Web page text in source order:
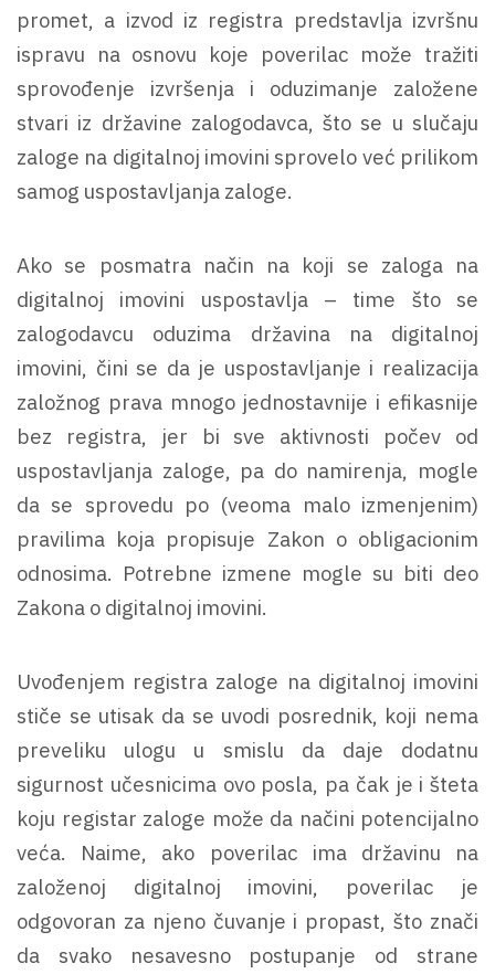
promet, a izvod iz registra predstavlja izvršnu
ispravu na osnovu koje poverilac može tražiti
sprovođenje izvršenja i oduzimanje založene
stvari iz državine zalogodavca, što se u slučaju
zaloge na digitalnoj imovini sprovelo već prilikom
samog uspostavljanja zaloge.
Ako se posmatra način na koji se zaloga na
digitalnoj imovini uspostavlja – time što se
zalogodavcu oduzima državina na digitalnoj
imovini, čini se da je uspostavljanje i realizacija
založnog prava mnogo jednostavnije i efikasnije
bez registra, jer bi sve aktivnosti počev od
uspostavljanja zaloge, pa do namirenja, mogle
da se sprovedu po (veoma malo izmenjenim)
pravilima koja propisuje Zakon o obligacionim
odnosima. Potrebne izmene mogle su biti deo
Zakona o digitalnoj imovini.
Uvođenjem registra zaloge na digitalnoj imovini
stiče se utisak da se uvodi posrednik, koji nema
preveliku ulogu u smislu da daje dodatnu
sigurnost učesnicima ovo posla, pa čak je i šteta
koju registar zaloge može da načini potencijalno
veća. Naime, ako poverilac ima državinu na
založenoj digitalnoj imovini, poverilac je
odgovoran za njeno čuvanje i propast, što znači
da svako nesavesno postupanje od strane